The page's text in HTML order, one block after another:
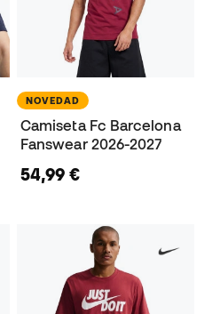
NOVEDAD
Camiseta Fc Barcelona
Fanswear 2026-2027
54,99 €